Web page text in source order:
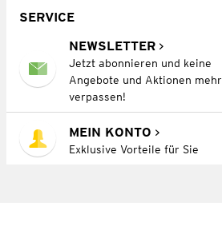
SERVICE
NEWSLETTER
Jetzt abonnieren und keine
Angebote und Aktionen mehr
verpassen!
MEIN KONTO
Exklusive Vorteile für Sie